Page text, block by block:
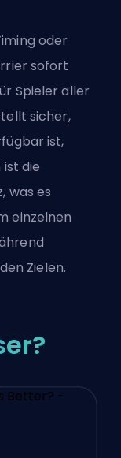
oder
sofort
Spieler aller
sicher,
ist,
die
was es
einzelnen
Zielen.